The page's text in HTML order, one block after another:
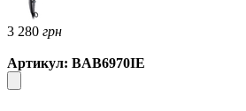
3 280 грн
Артикул: BAB6970IE